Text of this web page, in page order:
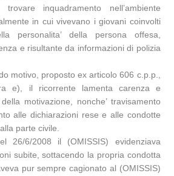
inquadramento nell’ambiente
in cui vivevano i giovani coinvolti
personalita’ della persona offesa,
e risultante da informazioni di polizia
motivo, proposto ex articolo 606 c.p.p.,
e), il ricorrente lamenta carenza e
della motivazione, nonche’ travisamento
alle dichiarazioni rese e alle condotte
parte civile.
26/6/2008 il (OMISSIS) evidenziava
subite, sottacendo la propria condotta
pur sempre cagionato al (OMISSIS)